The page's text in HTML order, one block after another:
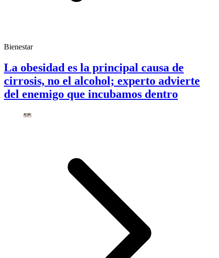
Bienestar
La obesidad es la principal causa de
cirrosis, no el alcohol; experto advierte
del enemigo que incubamos dentro